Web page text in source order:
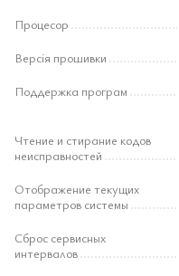
Процесор
Версія прошивки
Поддержка програм
Чтение и стирание кодов
неисправностей
Отображение текущих
параметров системы
Сброс сервисных
интервалов